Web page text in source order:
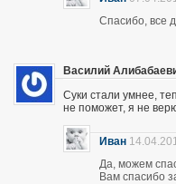
Спасибо, все
Василий
Суки стали умнее,
не поможет, я не
Иван
Да, можем
Вам спасибо